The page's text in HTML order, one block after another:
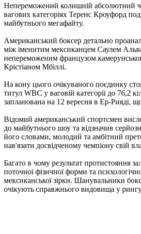
Непереможений колишній абсолютний
вагових категоріях Теренс Кроуфорд
майбутнього мегафайту.
Американський боксер детально
між іменитим мексиканцем Саулем
непереможеним французом
Крістіаном Мбіллі.
На кону цього очікуваного поєдинку
титул WBC у ваговій категорії до 76,2
запланована на 12 вересня в Ер-Рияді,
Відомий американський спортсмен
до майбутнього шоу та відзначив
його словами, молодий та амбітний
нав'язати досвідченому чемпіону свій
Багато в чому результат протистояння
поточної фізичної форми та
мексиканської зірки. Шанувальники
очікують справжнього видовища у рингу